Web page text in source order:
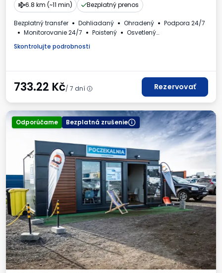
6.8 km (~11 min)
Bezplatný prenos
Bezplatný transfer Dohliadaný Ohradený
Podpora 24/7
Monitorovanie 24/7
Poistený
Osvetlený
Faktúra DPH
Skontrolujte podrobnosti
733.22 Kč/ 7 dní Rezervovať
Odporúčame Bezplatná zrušenie